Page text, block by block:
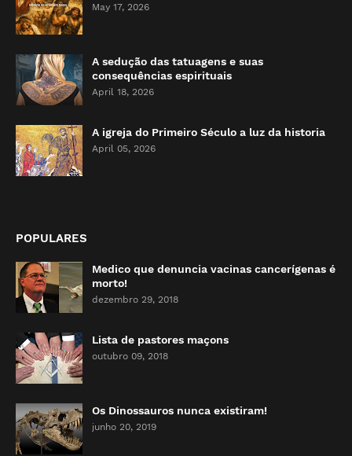
May 17, 2026
A sedução das tatuagens e suas
consequências espirituais
April 18, 2026
A igreja do Primeiro Século a luz da historia
April 05, 2026
POPULARES
Medico que denuncia vacinas cancerígenas é
morto!
dezembro 29, 2018
Lista de pastores maçons
outubro 09, 2018
Os Dinossauros nunca existiram!
junho 20, 2019